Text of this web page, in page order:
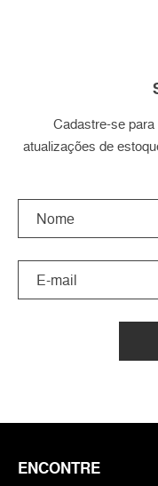
Cadastre-se
atualizações de
ENCONTRE